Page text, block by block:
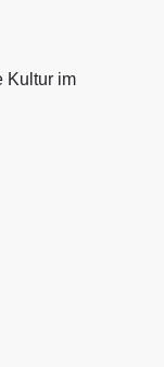
Kultur im